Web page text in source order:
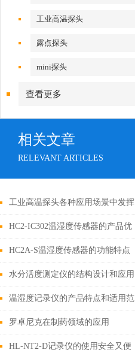
工业高温探头
露点探头
mini探头
查看更多
相关文章
RELEVANT ARTICLES
工业高温探头各种应用场景中发挥
的作用及特点
HC2-IC302温湿度传感器的产品优
点与功能注意事项
HC2A-S温湿度传感器的功能特点
及其应用行业
水分活度测定仪的结构设计和应用
温湿度记录仪的产品特点和适用范
围说明
罗卓尼克在制药领域的应用
HL-NT2-D记录仪的使用安全又便